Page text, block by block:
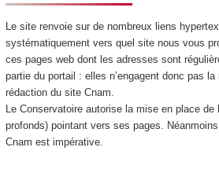
Le site renvoie sur de nombreux liens
systématiquement vers quel site nous vous
ces pages web dont les adresses sont
partie du portail : elles n’engagent donc pas
rédaction du site Cnam.
Le Conservatoire autorise la mise en place
profonds) pointant vers ses pages.
Cnam est impérative.